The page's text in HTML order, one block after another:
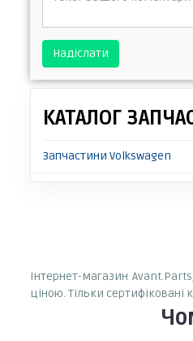
Надіслати
КАТАЛОГ
Запчастини Volkswagen
Інтернет-магазин
ціною. Тільки